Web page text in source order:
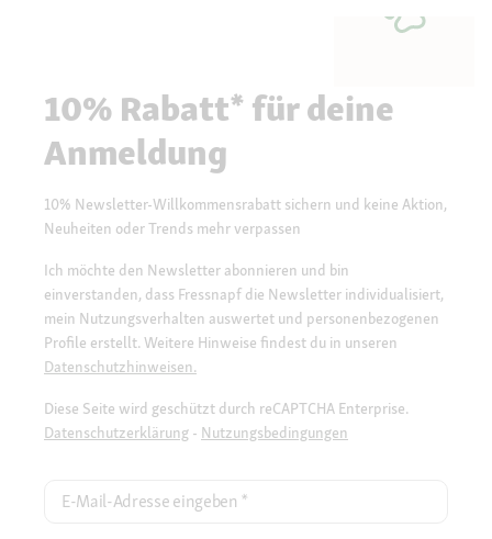
10% Rabatt* für deine
Anmeldung
10% Newsletter-Willkommensrabatt sichern und keine Aktion,
Neuheiten oder Trends mehr verpassen
Ich möchte den Newsletter abonnieren und bin
einverstanden, dass Fressnapf die Newsletter individualisiert,
mein Nutzungsverhalten auswertet und personenbezogenen
Profile erstellt. Weitere Hinweise findest du in unseren
Datenschutzhinweisen.
Diese Seite wird geschützt durch reCAPTCHA Enterprise.
Datenschutzerklärung - Nutzungsbedingungen
E-Mail-Adresse eingeben *